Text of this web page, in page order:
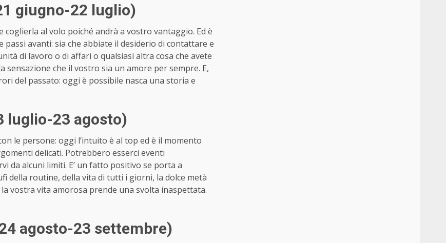
giugno-22 luglio)
al volo poiché andrà a vostro vantaggio. Ed è
avanti: sia che abbiate il desiderio di contattare e
di lavoro o di affari o qualsiasi altra cosa che avete
sensazione che il vostro sia un amore per sempre. E,
del passato: oggi è possibile nasca una storia e
luglio-23 agosto)
le persone: oggi l’intuito è al top ed è il momento
delicati. Potrebbero esserci eventi
da alcuni limiti. E’ un fatto positivo se porta a
della routine, della vita di tutti i giorni, la dolce metà
vostra vita amorosa prende una svolta inaspettata.
agosto-23 settembre)